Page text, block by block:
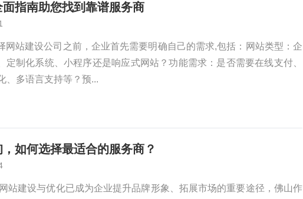
指南助您找到靠谱服务商
网站建设公司之前，企业首先需要明确自己的需求,包括：网站类型：企
定制化系统、小程序还是响应式网站？功能需求：是否需要在线支付、
、多语言支持等？预...
如何选择最适合的服务商？
站建设与优化已成为企业提升品牌形象、拓展市场的重要途径，佛山作